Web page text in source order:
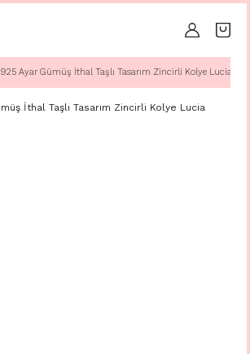
925 Ayar Gümüş İthal Taşlı Tasarım Zincirli Kolye Lucia